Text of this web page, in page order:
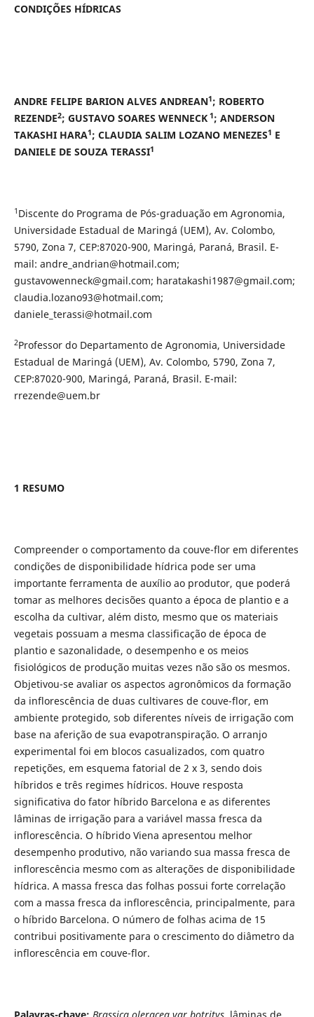
CONDIÇÕES HÍDRICAS
ANDRE FELIPE BARION ALVES ANDREAN1; ROBERTO
REZENDE2; GUSTAVO SOARES WENNECK1; ANDERSON
TAKASHI HARA1; CLAUDIA SALIM LOZANO MENEZES1 E
DANIELE DE SOUZA TERASSI1
1 Discente do Programa de Pós-graduação em Agronomia,
Universidade Estadual de Maringá (UEM), Av. Colombo,
5790, Zona 7, CEP:87020-900, Maringá, Paraná, Brasil. E-
mail: andre_andrian@hotmail.com;
gustavowenneck@gmail.com; haratakashi1987@gmail.com;
claudia.lozano93@hotmail.com;
daniele_terassi@hotmail.com
2Professor do Departamento de Agronomia, Universidade
Estadual de Maringá (UEM), Av. Colombo, 5790, Zona 7,
CEP:87020-900, Maringá, Paraná, Brasil. E-mail:
rrezende@uem.br
1 RESUMO
Compreender o comportamento da couve-flor em diferentes
condições de disponibilidade hídrica pode ser uma
importante ferramenta de auxílio ao produtor, que poderá
tomar as melhores decisões quanto a época de plantio e a
escolha da cultivar, além disto, mesmo que os materiais
vegetais possuam a mesma classificação de época de
plantio e sazonalidade, o desempenho e os meios
fisiológicos de produção muitas vezes não são os mesmos.
Objetivou-se avaliar os aspectos agronômicos da formação
da inflorescência de duas cultivares de couve-flor, em
ambiente protegido, sob diferentes níveis de irrigação com
base na aferição de sua evapotranspiração. O arranjo
experimental foi em blocos casualizados, com quatro
repetições, em esquema fatorial de 2 x 3, sendo dois
híbridos e três regimes hídricos. Houve resposta
significativa do fator híbrido Barcelona e as diferentes
lâminas de irrigação para a variável massa fresca da
inflorescência. O híbrido Viena apresentou melhor
desempenho produtivo, não variando sua massa fresca de
inflorescência mesmo com as alterações de disponibilidade
hídrica. A massa fresca das folhas possui forte correlação
com a massa fresca da inflorescência, principalmente, para
o híbrido Barcelona. O número de folhas acima de 15
contribui positivamente para o crescimento do diâmetro da
inflorescência em couve-flor.